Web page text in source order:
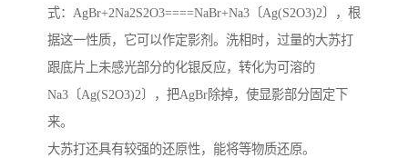
式：AgBr+2Na2S2O3====NaBr+Na3〔Ag(S2O3)2〕，根
据这一性质，它可以作定影剂。洗相时，过量的大苏打
跟底片上未感光部分的化银反应，转化为可溶的
Na3〔Ag(S2O3)2〕，把AgBr除掉，使显影部分固定下
来。
大苏打还具有较强的还原性，能将等物质还原。